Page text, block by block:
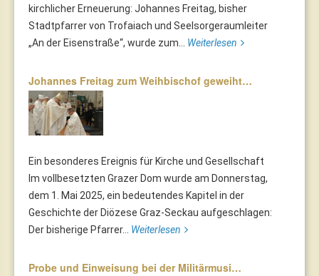
kirchlicher Erneuerung: Johannes Freitag, bisher
Stadtpfarrer von Trofaiach und Seelsorgeraumleiter
„An der Eisenstraße“, wurde zum... Weiterlesen
Johannes Freitag zum Weihbischof geweiht…
Ein besonderes Ereignis für Kirche und Gesellschaft
Im vollbesetzten Grazer Dom wurde am Donnerstag,
dem 1. Mai 2025, ein bedeutendes Kapitel in der
Geschichte der Diözese Graz-Seckau aufgeschlagen:
Der bisherige Pfarrer... Weiterlesen
Probe und Einweisung bei der Militärmusi…